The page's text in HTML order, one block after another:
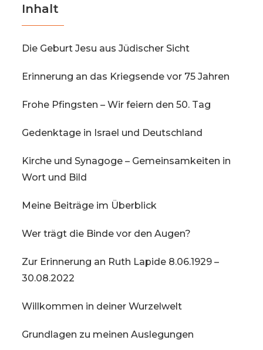
Inhalt
Die Geburt Jesu aus Jüdischer Sicht
Erinnerung an das Kriegsende vor 75 Jahren
Frohe Pfingsten – Wir feiern den 50. Tag
Gedenktage in Israel und Deutschland
Kirche und Synagoge – Gemeinsamkeiten in
Wort und Bild
Meine Beiträge im Überblick
Wer trägt die Binde vor den Augen?
Zur Erinnerung an Ruth Lapide 8.06.1929 –
30.08.2022
Willkommen in deiner Wurzelwelt
Grundlagen zu meinen Auslegungen